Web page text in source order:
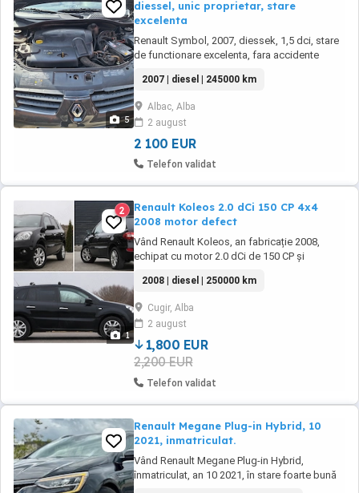
5
diessel, unic proprietar, stare
excelenta
Renault Symbol, 2007, diessek, 1,5 dci, stare
de functionare excelenta, fara accidente
2007 | diesel | 245000 km
Albac, Alba
2 august
2 100 EUR
Telefon validat
1
2
Renault Koleos 2.0 dCi 150 CP 4x4
2008 motor defect
Vând Renault Koleos, an fabricație 2008,
echipat cu motor 2.0 dCi de 150 CP și
cu motor defect, fiind potrivit pentru reparație,
dezmembrări sau pentru cei care doresc un
proiect ! Menționez că am schimbat la el
compresor de clima, radiator , termostate ...
2008 | diesel | 250000 km
Cugir, Alba
2 august
1,800 EUR
2,200 EUR
Telefon validat
Renault Megane Plug-in Hybrid, 10
2021, inmatriculat.
Vând Renault Megane Plug-in Hybrid,
înmatriculat, an 10 2021, în stare foarte bună